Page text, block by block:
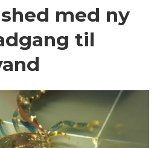
med ny
til